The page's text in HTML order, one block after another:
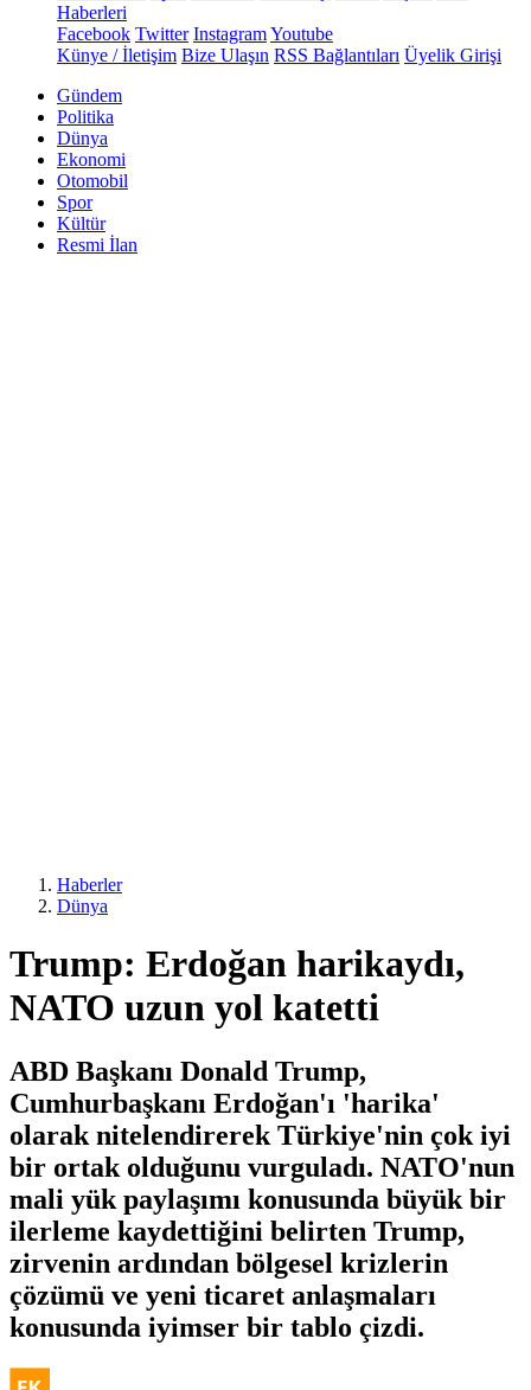
Haberleri
Facebook Twitter InstagramYoutube
Künye / İletişim Bize Ulaşın RSS Bağlantıları Üyelik Girişi
Gündem
Politika
Dünya
Ekonomi
Otomobil
Spor
Kültür
Resmi İlan
Haberler
Dünya
Trump: Erdoğan harikaydı,
NATO uzun yol katetti
ABD Başkanı Donald Trump,
Cumhurbaşkanı Erdoğan'ı 'harika'
olarak nitelendirerek Türkiye'nin çok iyi
bir ortak olduğunu vurguladı. NATO'nun
mali yük paylaşımı konusunda büyük bir
ilerleme kaydettiğini belirten Trump,
zirvenin ardından bölgesel krizlerin
çözümü ve yeni ticaret anlaşmaları
konusunda iyimser bir tablo çizdi.